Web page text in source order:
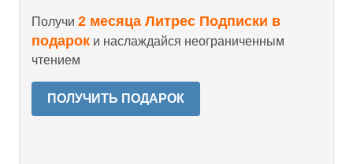
Получи 2 месяца Литрес Подписки в
подарок и наслаждайся неограниченным
чтением
ПОЛУЧИТЬ ПОДАРОК